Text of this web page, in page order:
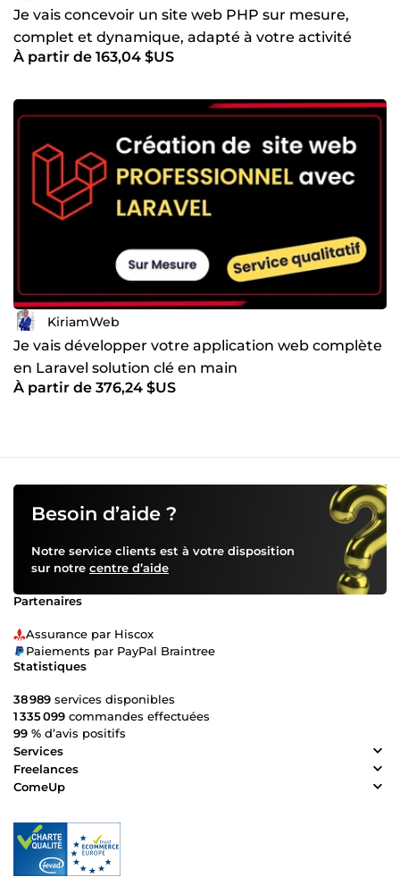
Je vais concevoir un site web PHP sur mesure,
complet et dynamique, adapté à votre activité
À partir de 163,04 $US
KiriamWeb
Je vais développer votre application web complète
en Laravel solution clé en main
À partir de 376,24 $US
Besoin d’aide ?
Notre service clients est à votre disposition
sur notre centre d’aide
Partenaires
Assurance par Hiscox
Paiements par PayPal Braintree
Statistiques
38 989 services disponibles
1 335 099 commandes effectuées
99 % d’avis positifs
Services
Freelances
ComeUp